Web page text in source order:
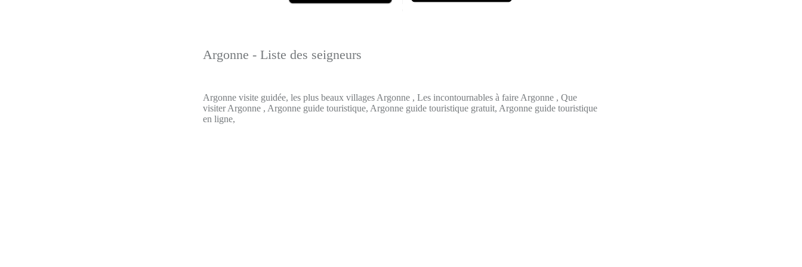
Argonne - Liste des seigneurs
Argonne visite guidée, les plus beaux villages Argonne , Les incontournables à faire Argonne , Que
visiter Argonne , Argonne guide touristique, Argonne guide touristique gratuit, Argonne guide touristique
en ligne,